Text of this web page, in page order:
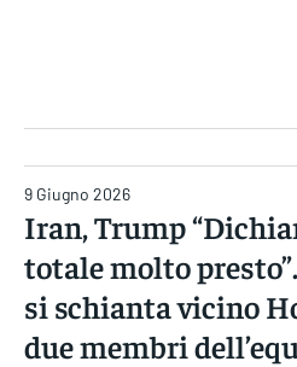
9 Giugno 2026
Iran, Trump
totale molto
si schianta vicino
due membri